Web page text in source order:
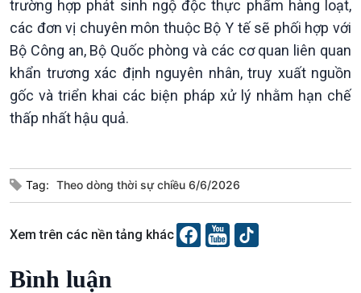
Nam
Xã hội
Chuyển đổi Xanh
Tài nguyên và Môi trường
Xã hội chuyển động
Sống chung với biến đổi
khí hậu
trường hợp phát sinh ngộ độc thực phẩm hàng loạt,
các đơn vị chuyên môn thuộc Bộ Y tế sẽ phối hợp với
Bộ Công an, Bộ Quốc phòng và các cơ quan liên quan
khẩn trương xác định nguyên nhân, truy xuất nguồn
gốc và triển khai các biện pháp xử lý nhằm hạn chế
thấp nhất hậu quả.
Tag: Theo dòng thời sự chiều 6/6/2026
Xem trên các nền tảng khác
Bình luận